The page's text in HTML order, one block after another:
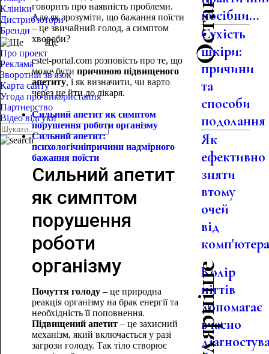
Клініки
Дистриб'ютори
Бренди
Ще
Про проект
Реклама
Зворотній зв'язок
Карта сайту
Угода про використання
Партнерство
Відео відгуки
говорить про наявність проблеми.
Але як зрозуміти, що бажання поїсти
– це звичайний голод, а симптом
хвороби?
estet-portal.com розповість про те, що
може бути причиною підвищеного
апетиту, і як визначити, чи варто
через це йти до лікаря.
Сильний апетит як симптом
порушення роботи організму
Сильний апетит:
психологічніпричини надмірного
бажання поїсти
Сильний апетит
як симптом
порушення
роботи
організму
Почуття голоду– це природна
реакція організму на брак енергії та
необхідність її поповнення.
Підвищений апетит– це захисний
механізм, який включається у разі
загрози голоду. Так тіло створює
посібни...
Сухість
шкіри:
причини
та
способи
подолання
Як
ефективно
зняти
втому
очей
від
Колір
нігтів
допомагає
вчасно